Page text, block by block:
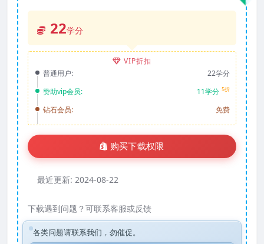
22学分
VIP折扣
普通用户:
22学分
赞助vip会员:
11学分 5折
钻石会员: 免费
购买下载权限
最近更新: 2024-08-22
下载遇到问题？可联系客服或反馈
各类问题请联系我们，勿催促。